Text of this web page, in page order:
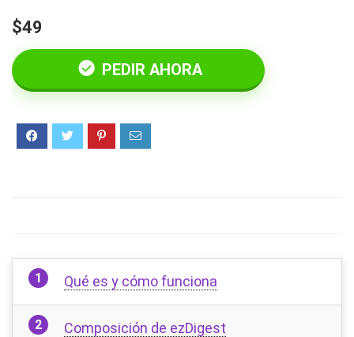
$49
PEDIR AHORA
Qué es y cómo funciona
Composición de ezDigest